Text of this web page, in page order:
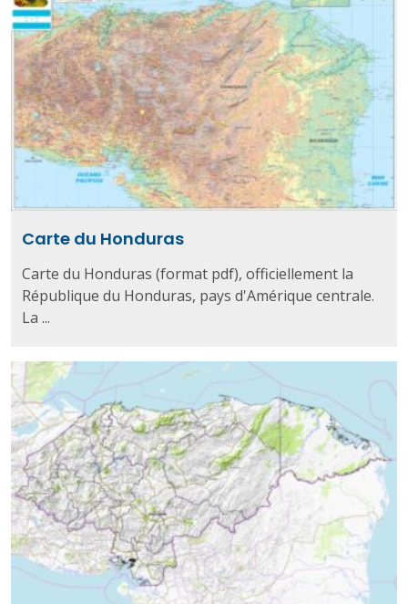
Carte du Honduras
Carte du Honduras (format pdf), officiellement la
République du Honduras, pays d'Amérique centrale.
La ...